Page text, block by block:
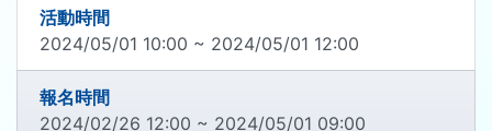
活動時間
2024/05/01 10:00 ~ 2024/05/01 12:00
報名時間
2024/02/26 12:00 ~ 2024/05/01 09:00